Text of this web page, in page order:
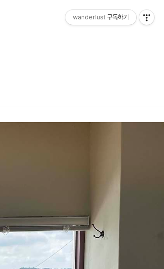
wanderlust 구독하기